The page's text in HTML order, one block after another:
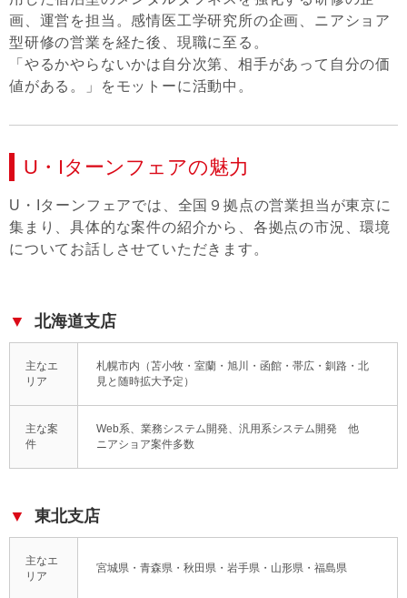
画、運営を担当。感情医工学研究所の企画、ニアショア
型研修の営業を経た後、現職に至る。
「やるかやらないかは自分次第、相手があって自分の価
値がある。」をモットーに活動中。
U・Iターンフェアの魅力
U・Iターンフェアでは、全国９拠点の営業担当が東京に
集まり、具体的な案件の紹介から、各拠点の市況、環境
についてお話しさせていただきます。
北海道支店
主なエ
リア
札幌市内（苫小牧・室蘭・旭川・函館・帯広・釧路・北
見と随時拡大予定）
主な案
件
Web系、業務システム開発、汎用系システム開発 他
ニアショア案件多数
東北支店
主なエ
リア
宮城県・青森県・秋田県・岩手県・山形県・福島県